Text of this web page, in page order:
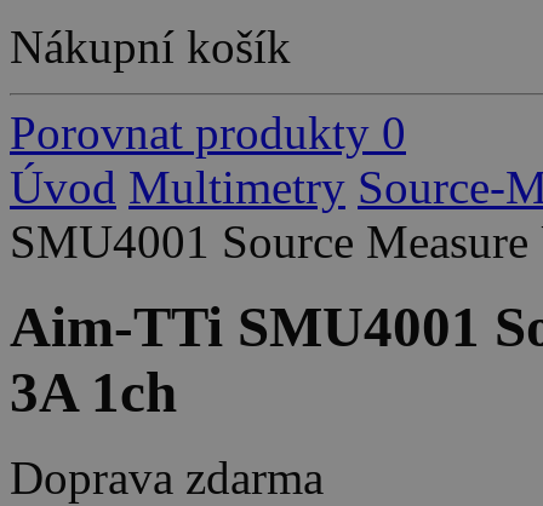
Nákupní košík
Porovnat produkty 0
Úvod Multimetry Source-
SMU4001 Source
Aim-TTi SMU4001
3A 1ch
Doprava zdarma